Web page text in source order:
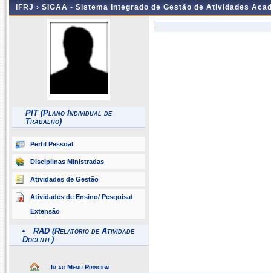
IFRJ › SIGAA - Sistema Integrado de Gestão de Atividades
PIT (Plano Individual de
Trabalho)
Perfil Pessoal
Disciplinas Ministradas
Atividades de Gestão
Atividades de Ensino/ Pesquisa/
Extensão
RAD (Relatório de Atividade
Docente)
Ir ao Menu Principal
-